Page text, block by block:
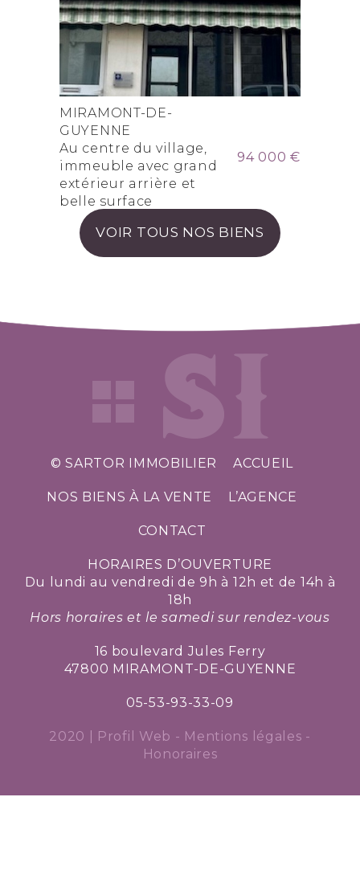
MIRAMONT-DE-
GUYENNE
Au centre du village,
immeuble avec grand
extérieur arrière et
belle surface
94 000 €
VOIR TOUS NOS BIENS
© SARTOR IMMOBILIER ACCUEIL
NOS BIENS À LA VENTE L’AGENCE
CONTACT
HORAIRES D’OUVERTURE
Du lundi au vendredi de 9h à 12h et de 14h à
18h
Hors horaires et le samedi sur rendez-vous
16 boulevard Jules Ferry
47800 MIRAMONT-DE-GUYENNE
05-53-93-33-09
2020 | Profil Web - Mentions légales -
Honoraires